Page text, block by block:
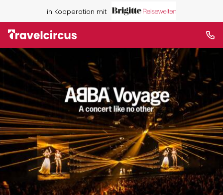
in Kooperation mit